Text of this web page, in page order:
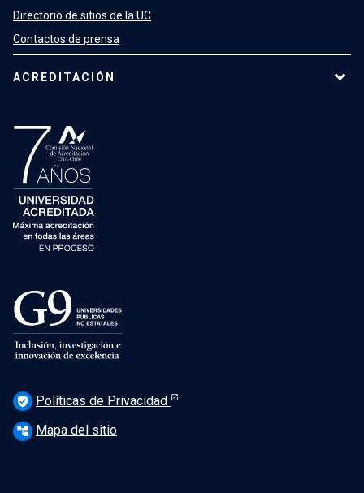
Directorio de sitios de la UC
Contactos de prensa
ACREDITACIÓN
verified_user Políticas de Privacidad
account_tree Mapa del sitio